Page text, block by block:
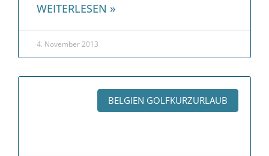
WEITERLESEN »
4. November 2013
BELGIEN GOLFKURZURLAUB